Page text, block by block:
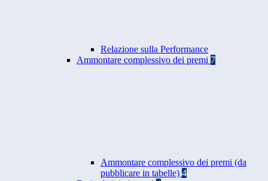
Relazione sulla Performance
Ammontare complessivo dei premi 7
Ammontare complessivo dei premi (da
pubblicare in tabelle) 4